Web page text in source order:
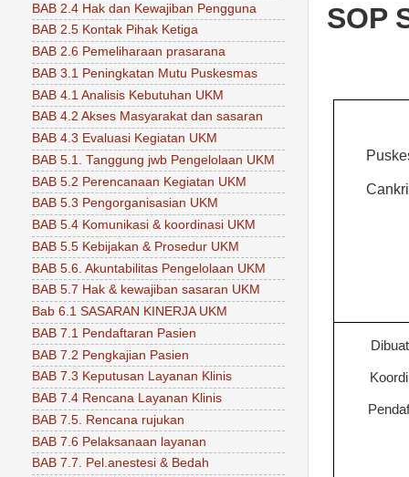
SOP
BAB 2.4 Hak dan Kewajiban Pengguna
BAB 2.5 Kontak Pihak Ketiga
BAB 2.6 Pemeliharaan prasarana
BAB 3.1 Peningkatan Mutu Puskesmas
BAB 4.1 Analisis Kebutuhan UKM
BAB 4.2 Akses Masyarakat dan sasaran
BAB 4.3 Evaluasi Kegiatan UKM
BAB 5.1. Tanggung jwb Pengelolaan UKM
BAB 5.2 Perencanaan Kegiatan UKM
BAB 5.3 Pengorganisasian UKM
BAB 5.4 Komunikasi & koordinasi UKM
BAB 5.5 Kebijakan & Prosedur UKM
BAB 5.6. Akuntabilitas Pengelolaan UKM
BAB 5.7 Hak & kewajiban sasaran UKM
Bab 6.1 SASARAN KINERJA UKM
BAB 7.1 Pendaftaran Pasien
BAB 7.2 Pengkajian Pasien
BAB 7.3 Keputusan Layanan Klinis
BAB 7.4 Rencana Layanan Klinis
BAB 7.5. Rencana rujukan
BAB 7.6 Pelaksanaan layanan
BAB 7.7. Pel.anestesi & Bedah